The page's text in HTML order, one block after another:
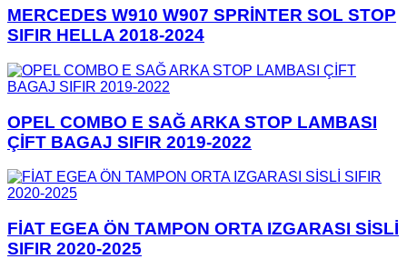
MERCEDES W910 W907 SPRİNTER SOL STOP
SIFIR HELLA 2018-2024
OPEL COMBO E SAĞ ARKA STOP LAMBASI
ÇİFT BAGAJ SIFIR 2019-2022
FİAT EGEA ÖN TAMPON ORTA IZGARASI SİSLİ
SIFIR 2020-2025